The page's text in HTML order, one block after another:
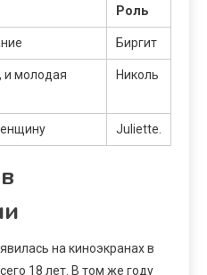
Роль
Биргит
и молодая
Николь
Juliеtte.
на киноэкранах в
18 лет. В том же году